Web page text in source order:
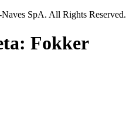
SpA. All Rights Reserved.
Fokker